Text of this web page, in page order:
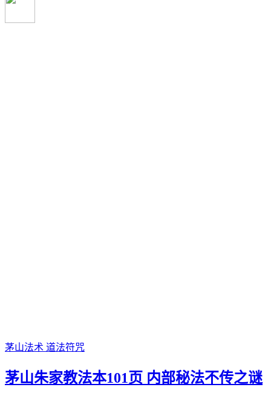
茅山法术 道法符咒
茅山朱家教法本101页 内部秘法不传之谜